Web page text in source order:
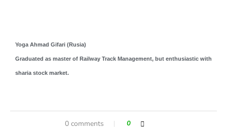
Yoga Ahmad Gifari (Rusia)
Graduated as master of Railway Track Management, but enthusiastic with
sharia stock market.
0 comments 0